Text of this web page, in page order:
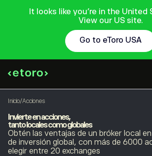
It looks like you're in the United
View our US site.
Go to eToro USA
Inicio/Acciones
Invierte en acciones,
tanto locales como globales
Obtén las ventajas de un bróker local
de inversión global, con más de 6000
elegir entre 20 exchanges